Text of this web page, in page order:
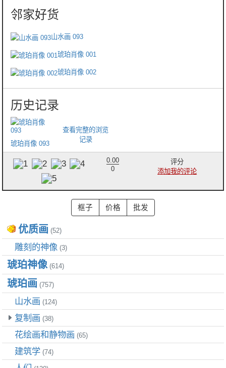
山水画 093
琥珀肖像 001
琥珀肖像 002
琥珀肖像 093
0.00
0
评分
添加我的评论
优质画 (52)
雕刻的神像 (3)
琥珀神像(614)
琥珀画 (757)
山水画 (124)
复制画 (38)
花绘画和静物画 (65)
建筑学 (74)